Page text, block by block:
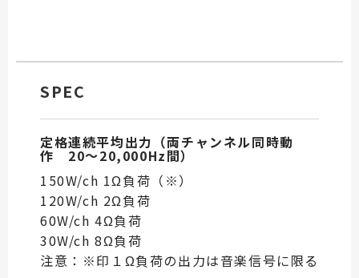
SPEC
定格連続平均出力（両チャンネル同時動
作 20～20,000Hz間）
150W/ch 1Ω負荷（※）
120W/ch 2Ω負荷
60W/ch 4Ω負荷
30W/ch 8Ω負荷
注意：※印１Ω負荷の出力は音楽信号に限る